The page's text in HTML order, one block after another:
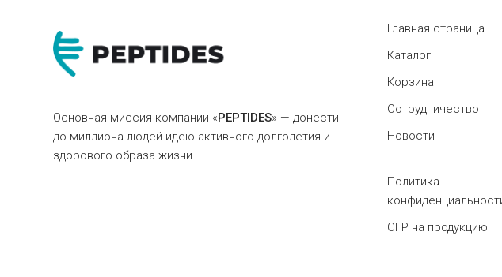
Основная миссия компании «PEPTIDES» — донести
до миллиона людей идею активного долголетия и
здорового образа жизни.
Главная страница
Каталог
Корзина
Сотрудничество
Новости
Политика
СГР на продукцию